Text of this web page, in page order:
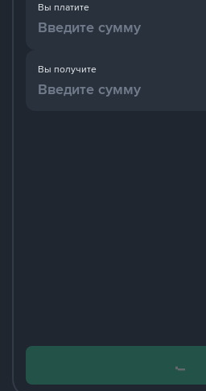
Вы платите
Вы получите